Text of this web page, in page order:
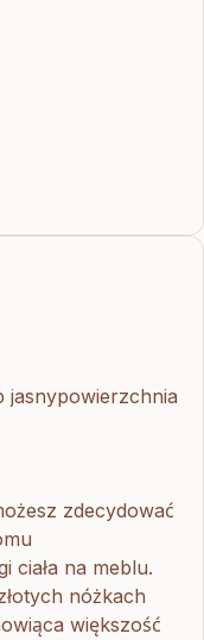
jasnypowierzchnia
zdecydować
ciała na meblu.
nóżkach
większość